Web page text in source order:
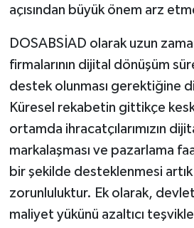
açısından büyük önem arz
DOSABSİAD olarak uzun
firmalarının dijital dönüşüm
destek olunması gerektiğine
Küresel rekabetin gittikçe
ortamda ihracatçılarımızın
markalaşması ve pazarlama
bir şekilde desteklenmesi
zorunluluktur. Ek olarak,
maliyet yükünü azaltıcı